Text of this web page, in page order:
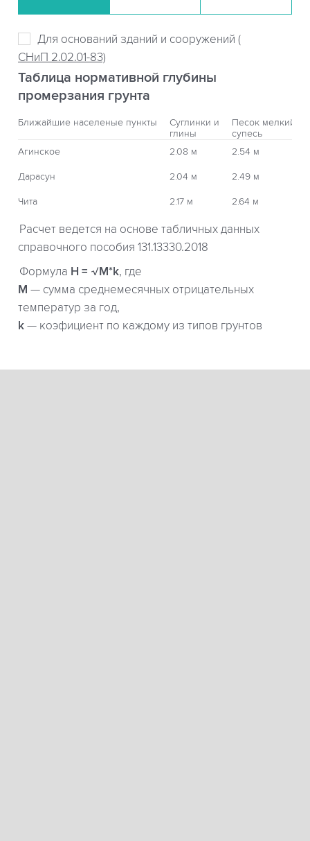
Для оснований зданий и сооружений (
СНиП 2.02.01-83)
Таблица нормативной глубины
промерзания грунта
Ближайшие населеные пункты
Суглинки и
глины
Песок мелкий,
супесь
Агинское
2.08 м 2.54 м
Дарасун 2.04 м 2.49 м
Чита 2.17 м 2.64 м
Расчет ведется на основе табличных данных
справочного пособия 131.13330.2018
Формула H = √M*k, где
М — сумма среднемесячных отрицательных
температур за год,
k — коэфициент по каждому из типов грунтов